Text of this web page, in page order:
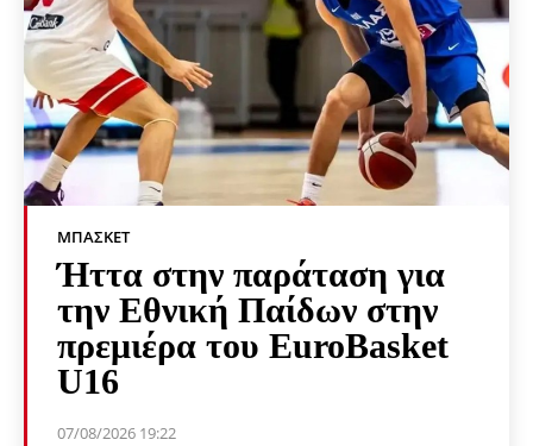
ΜΠΆΣΚΕΤ
Ήττα στην παράταση για
την Εθνική Παίδων στην
πρεμιέρα του EuroBasket
U16
07/08/2026 19:22